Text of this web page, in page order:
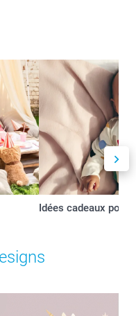
Idées cadeaux pour